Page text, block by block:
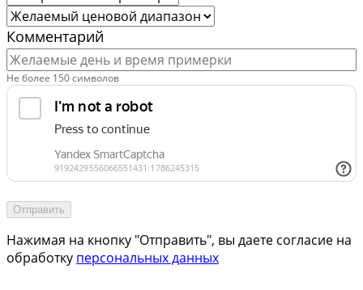
Комментарий
Не более 150 символов
Отправить
Нажимая на кнопку "Отправить", вы даете согласие на
обработку персональных данных